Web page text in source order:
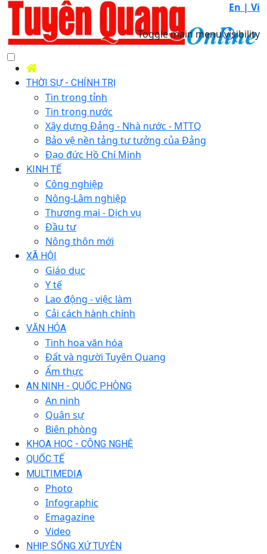
En | Vi
Toggle main menu visibility
THỜI SỰ - CHÍNH TRỊ
Tin trong tỉnh
Tin trong nước
Xây dựng Đảng - Nhà nước - MTTQ
Bảo vệ nền tảng tư tưởng của Đảng
Đạo đức Hồ Chí Minh
KINH TẾ
Công nghiệp
Nông-Lâm nghiệp
Thương mại - Dịch vụ
Đầu tư
Nông thôn mới
XÃ HỘI
Giáo dục
Y tế
Lao động - việc làm
Cải cách hành chính
VĂN HÓA
Tinh hoa văn hóa
Đất và người Tuyên Quang
Ẩm thực
AN NINH - QUỐC PHÒNG
An ninh
Quân sự
Biên phòng
KHOA HỌC - CÔNG NGHỆ
QUỐC TẾ
MULTIMEDIA
Photo
Infographic
Emagazine
Video
NHỊP SỐNG XỨ TUYÊN